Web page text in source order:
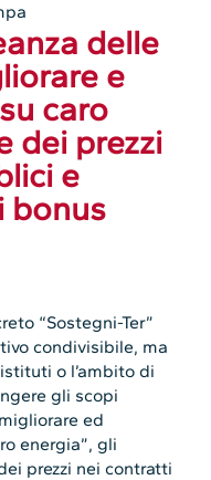
delle
e
caro
dei prezzi
e
bonus
“Sostegni-Ter”
condivisibile, ma
o l’ambito di
gli scopi
ed
energia”, gli
prezzi nei contratti